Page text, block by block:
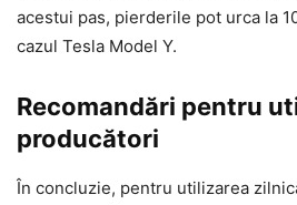
acestui pas, pierderile pot urca la
cazul Tesla Model Y.
Recomandări pentru
producători
În concluzie, pentru utilizarea